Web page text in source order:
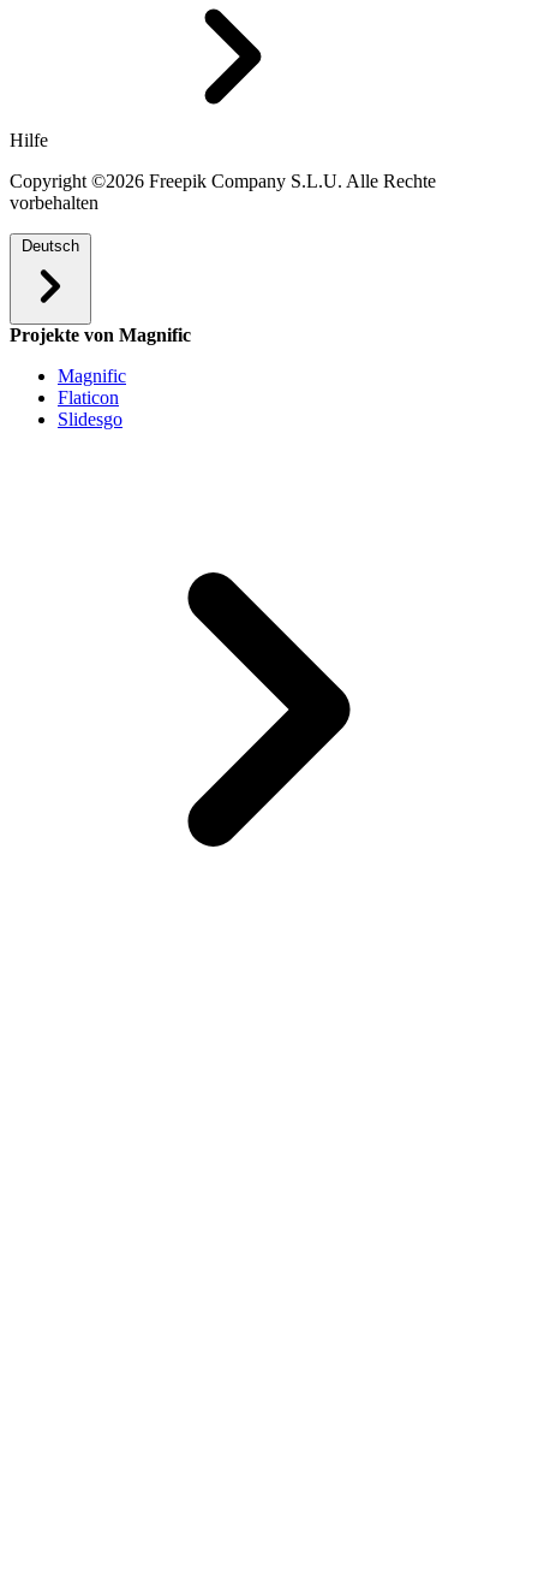
Hilfe
Copyright ©2026 Freepik Company S.L.U. Alle Rechte
vorbehalten
Deutsch
Projekte von Magnific
Magnific
Flaticon
Slidesgo